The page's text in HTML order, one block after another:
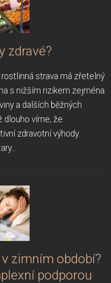
zdravé?
strava má zřetelný
s nižším rizikem zejména
a dalších běžných
dlouho víme, že
zdravotní výhody.
zimním období?
podporou